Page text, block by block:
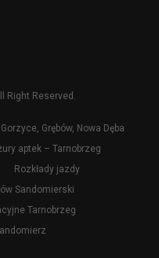
Right Reserved.
Grębów, Nowa Dęba
aptek – Tarnobrzeg
Rozkłady jazdy
Sandomierski
Tarnobrzeg